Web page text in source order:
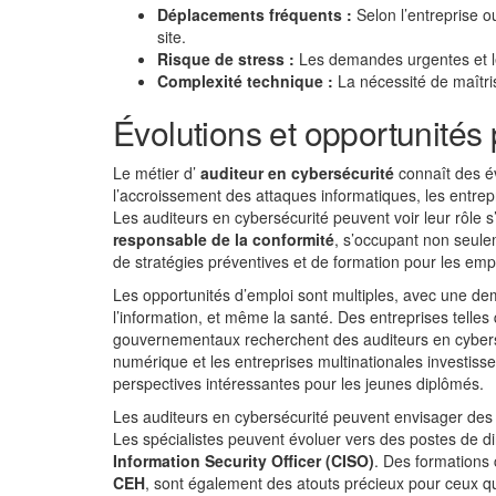
Déplacements fréquents : Selon l’entreprise
site.
Risque de stress : Les demandes urgentes et
Complexité technique : La nécessité de
Évolutions et
Le métier d’ auditeur en cybersécurité connaît des
l’accroissement des attaques informatiques, les
Les auditeurs en cybersécurité peuvent voir leur rôle
responsable de la conformité, s’occupant non
de stratégies préventives et de formation pour les
Les opportunités d’emploi sont multiples, avec une
l’information, et même la santé. Des entreprises
gouvernementaux recherchent des auditeurs en
numérique et les entreprises multinationales
perspectives intéressantes pour les jeunes diplômés.
Les auditeurs en cybersécurité peuvent envisager
Les spécialistes peuvent évoluer vers des postes de
Information Security Officer (CISO). Des
CEH, sont également des atouts précieux pour ceux